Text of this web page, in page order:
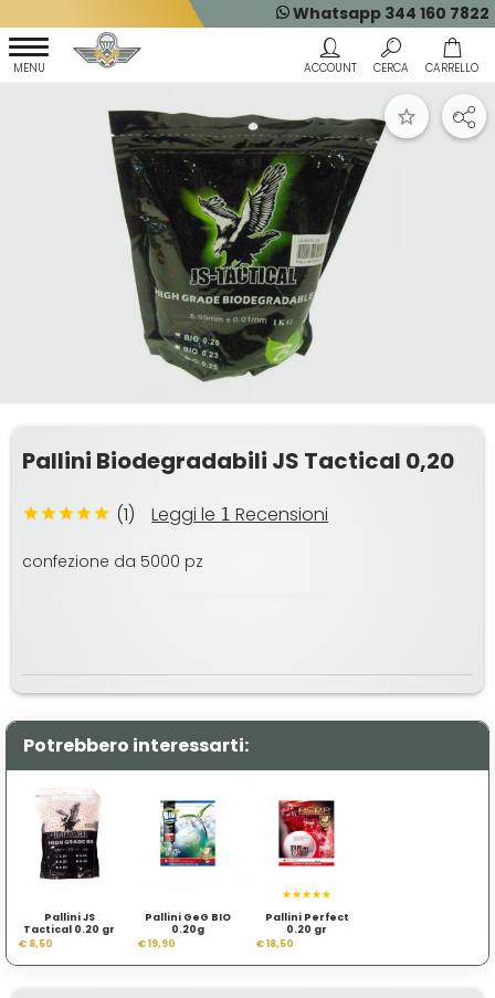
Whatsapp 344 160 7822
Pallini Biodegradabili JS Tactical 0,20
(1) Leggi le 1 Recensioni
confezione da 5000 pz
Potrebbero interessarti:
Pallini JS
Tactical 0.20 gr
€ 8,50
Pallini GeG BIO
0.20g
€ 19,90
Pallini Perfect
0.20 gr
€ 18,50